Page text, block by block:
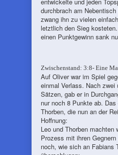
durchbrach am
zwang ihn zu vielen
letztlich den Sieg
einen Punktgewinn sank
Zwischenstand: 3:8- Eine
Auf Oliver war im Spiel
einmal Verlass. Nach
Sätzen, gab er in
nur noch 8 Punkte ab.
Thorben, die nun an der
Hoffnung:
Leo und Thorben machten
Prozess mit ihren
noch, wie sich an Fabians